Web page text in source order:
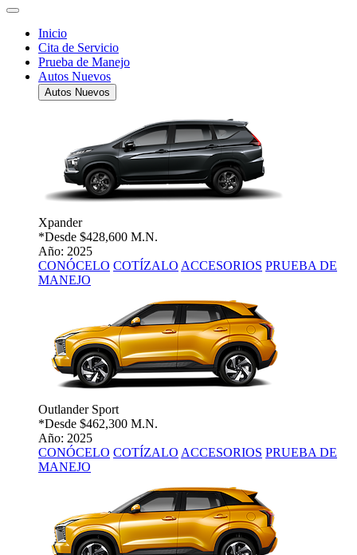
Inicio
Cita de Servicio
Prueba de Manejo
Autos Nuevos
Autos Nuevos
Xpander
*Desde $428,600 M.N.
Año: 2025
CONÓCELO COTÍZALO ACCESORIOS PRUEBA DE
MANEJO
Outlander Sport
*Desde $462,300 M.N.
Año: 2025
CONÓCELO COTÍZALO ACCESORIOS PRUEBA DE
MANEJO